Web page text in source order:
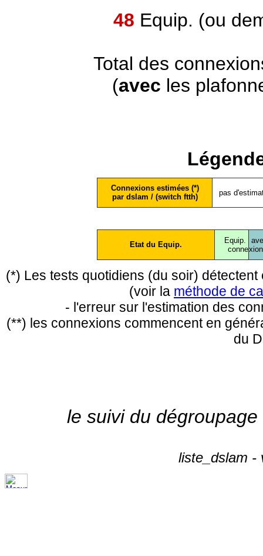
48 Equip. (ou
Total des
(avec les
Connexions estimées (*)
par dslam / (switch ftth)
pas
Etat du Equip.
Equip.
conne
(*) Les tests quotidiens (du soir)
(voir la méthode de
- l'erreur sur l'estimation des
(**) les connexions commencent en
du
le suivi du
liste_dslam -